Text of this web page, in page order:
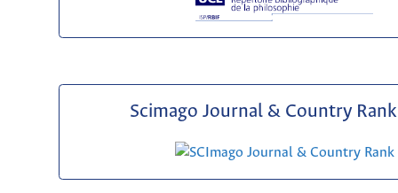
Scimago Journal & Country Rank